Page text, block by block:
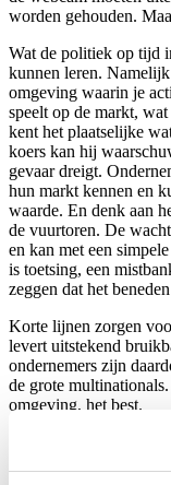
worden gehouden.
Wat de politiek op tijd
kunnen leren.
omgeving waarin je
speelt op de markt,
kent het plaatselijke
koers kan hij
gevaar dreigt.
hun markt kennen en
waarde. En denk aan
de vuurtoren. De
en kan met een
is toetsing, een
zeggen dat het
Korte lijnen zorgen
levert uitstekend
ondernemers zijn
de grote
omgeving, het best.
Kan de politiek nog